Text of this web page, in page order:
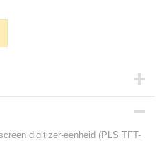
digitizer-eenheid (PLS TFT-